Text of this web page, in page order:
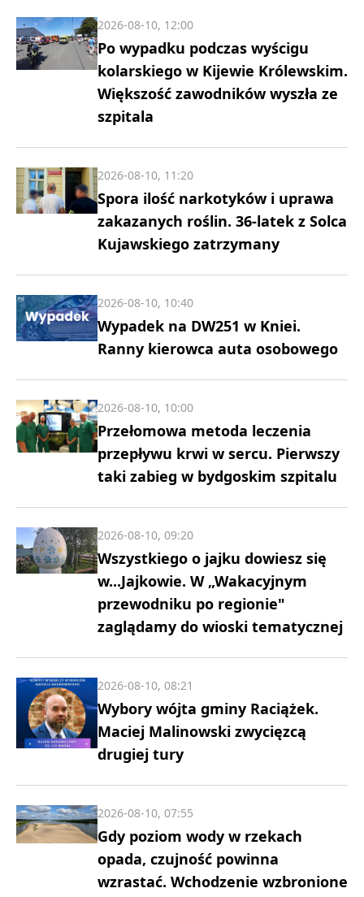
Po wypadku podczas wyścigu
kolarskiego w Kijewie Królewskim.
Większość zawodników wyszła ze
szpitala
2026-08-10, 12:00
Spora ilość narkotyków i uprawa
zakazanych roślin. 36-latek z Solca
Kujawskiego zatrzymany
2026-08-10, 11:20
Wypadek na DW251 w Kniei.
Ranny kierowca auta osobowego
2026-08-10, 10:40
Przełomowa metoda leczenia
przepływu krwi w sercu. Pierwszy
taki zabieg w bydgoskim szpitalu
2026-08-10, 10:00
Wszystkiego o jajku dowiesz się
w...Jajkowie. W „Wakacyjnym
przewodniku po regionie"
zaglądamy do wioski tematycznej
2026-08-10, 09:20
Wybory wójta gminy Raciążek.
Maciej Malinowski zwycięzcą
drugiej tury
2026-08-10, 08:21
Gdy poziom wody w rzekach
opada, czujność powinna
wzrastać. Wchodzenie wzbronione
2026-08-10, 07:55